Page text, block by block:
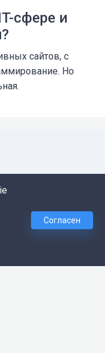
сфере и
сайтов, с
Но
Согласен